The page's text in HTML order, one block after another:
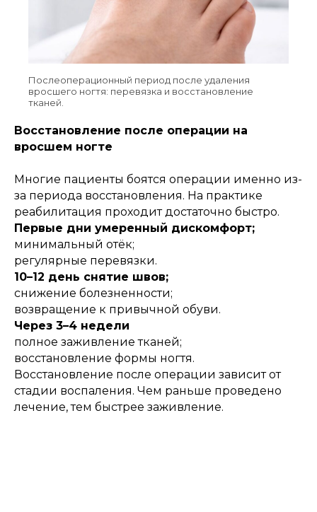
Послеоперационный период после удаления
вросшего ногтя: перевязка и восстановление
тканей.
Восстановление после операции на
вросшем ногте
Многие пациенты боятся операции именно из-
за периода восстановления. На практике
реабилитация проходит достаточно быстро.
Первые дни умеренный дискомфорт;
минимальный отёк;
регулярные перевязки.
10–12 день снятие швов;
снижение болезненности;
возвращение к привычной обуви.
Через 3–4 недели
полное заживление тканей;
восстановление формы ногтя.
Восстановление после операции зависит от
стадии воспаления. Чем раньше проведено
лечение, тем быстрее заживление.